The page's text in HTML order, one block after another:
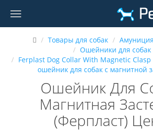
Товары для собак
Ошейники для собак
Ferplast Dog Collar With Magnetic
ошейник для собак с магнитной
Ошейник Для
Магнитная
(Ферпласт)